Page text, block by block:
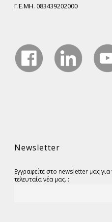
Γ.Ε.ΜΗ. 083439202000
Newsletter
Εγγραφείτε στο newsletter μας
τελευταία νέα μας. :